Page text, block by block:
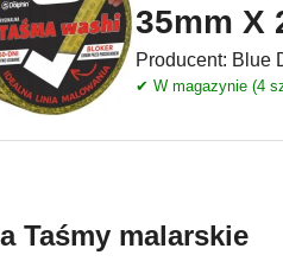
35mm X
Producent: Blue
✔ W magazynie (4
Taśmy malarskie